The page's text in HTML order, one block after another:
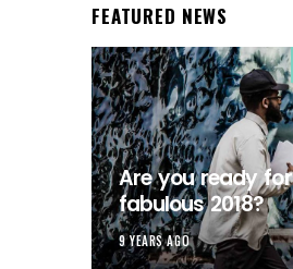
FEATURED NEWS
Are you ready for
fabulous 2018?
9 YEARS AGO